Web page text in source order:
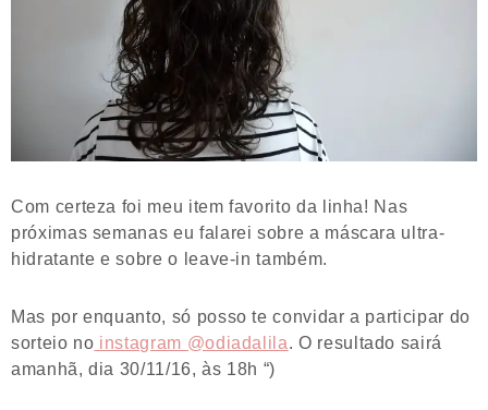
Com certeza foi meu item favorito da linha! Nas
próximas semanas eu falarei sobre a máscara ultra-
hidratante e sobre o leave-in também.
Mas por enquanto, só posso te convidar a participar do
sorteio no instagram @odiadalila. O resultado sairá
amanhã, dia 30/11/16, às 18h “)